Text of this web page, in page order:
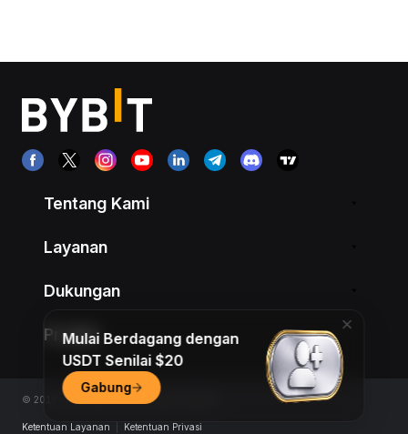
Tentang Kami
Layanan
Dukungan
Produk
© 2018-2026 Bybit.com. All rights reserved.
Ketentuan Layanan Ketentuan Privasi
Mulai Berdagang dengan
USDT Senilai $20
Gabung